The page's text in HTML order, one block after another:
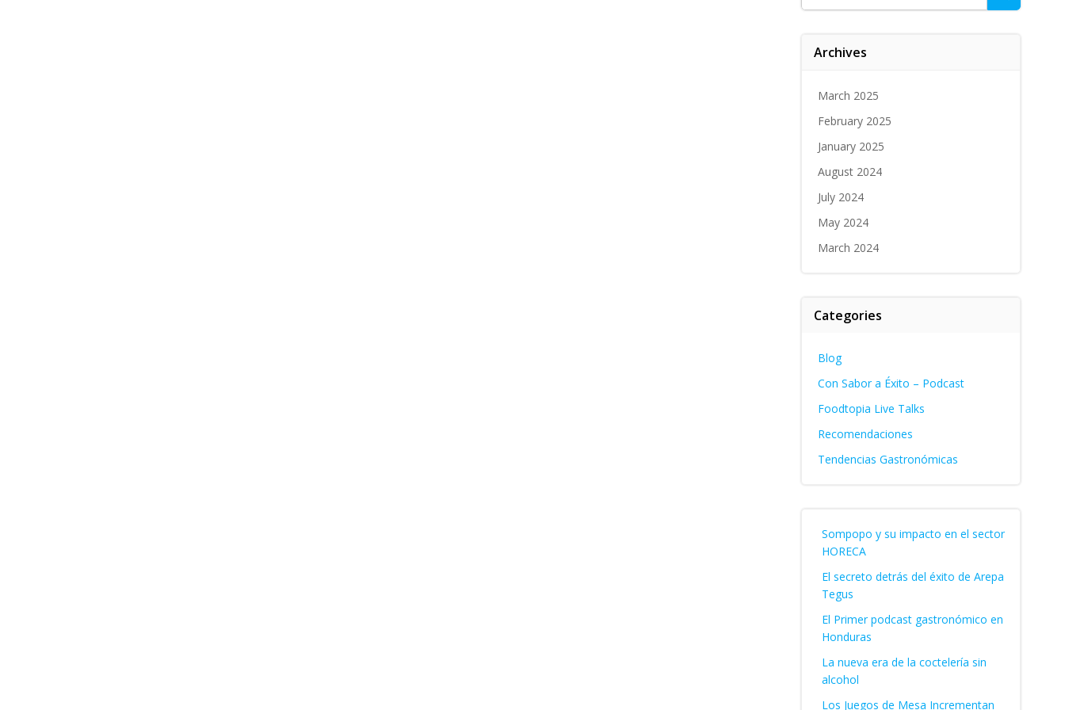
for:
Archives
March 2025
February 2025
January 2025
August 2024
July 2024
May 2024
March 2024
Categories
Blog
Con Sabor a Éxito – Podcast
Foodtopia Live Talks
Recomendaciones
Tendencias Gastronómicas
Sompopo y su impacto en el sector
HORECA
El secreto detrás del éxito de Arepa
Tegus
El Primer podcast gastronómico en
Honduras
La nueva era de la coctelería sin
alcohol
Los Juegos de Mesa Incrementan